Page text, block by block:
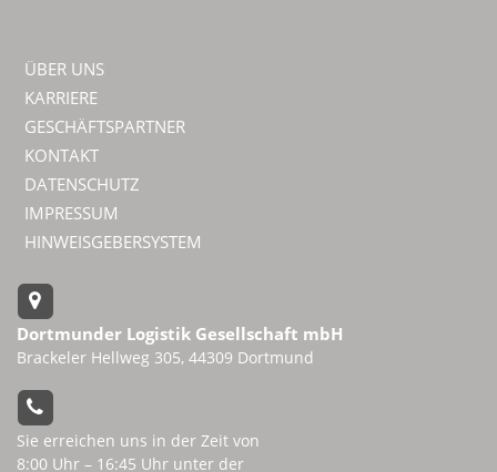
ÜBER UNS
KARRIERE
GESCHÄFTSPARTNER
KONTAKT
DATENSCHUTZ
IMPRESSUM
HINWEISGEBERSYSTEM
Dortmunder Logistik Gesellschaft mbH
Brackeler Hellweg 305, 44309 Dortmund
Sie erreichen uns in der Zeit von
8:00 Uhr – 16:45 Uhr unter der